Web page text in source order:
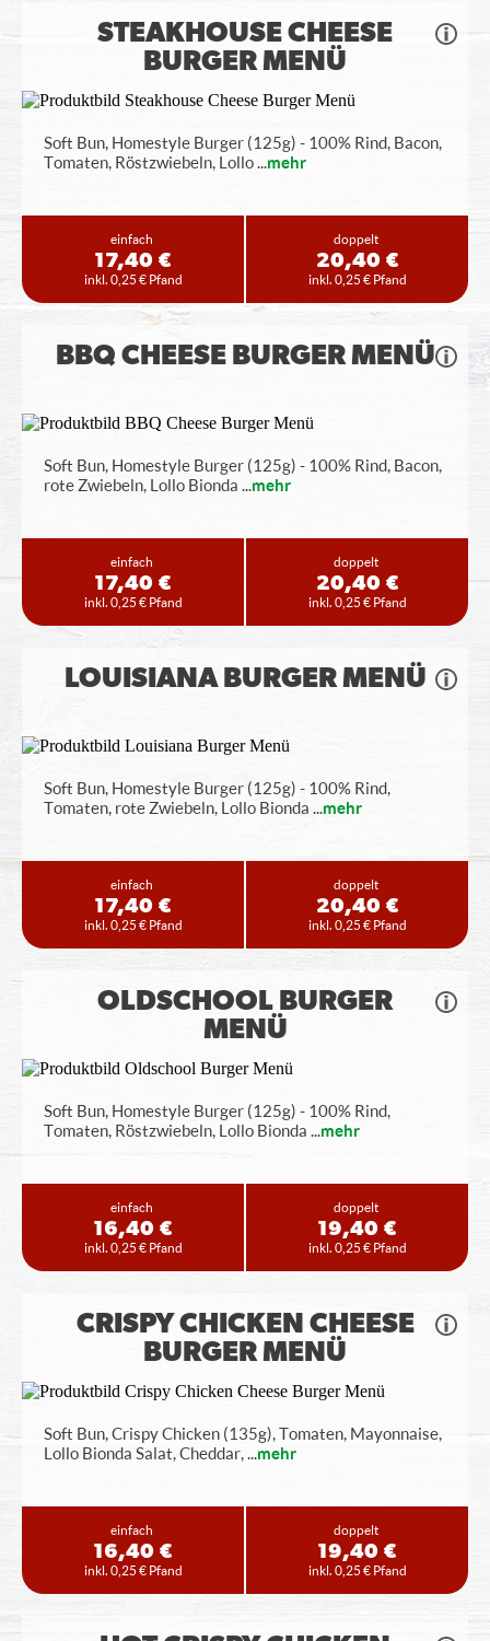
STEAKHOUSE CHEESE
BURGER MENÜ
Soft Bun, Homestyle Burger (125g) - 100% Rind, Bacon,
Tomaten, Röstzwiebeln, Lollo...mehr
einfach
17,40 €
inkl. 0,25 € Pfand
doppelt
20,40 €
inkl. 0,25 € Pfand
BBQ CHEESE BURGER MENÜ
Soft Bun, Homestyle Burger (125g) - 100% Rind, Bacon,
rote Zwiebeln, Lollo Bionda ...mehr
einfach
17,40 €
inkl. 0,25 € Pfand
doppelt
20,40 €
inkl. 0,25 € Pfand
LOUISIANA BURGER MENÜ
Soft Bun, Homestyle Burger (125g) - 100% Rind,
Tomaten, rote Zwiebeln, Lollo Bionda ...mehr
einfach
17,40 €
inkl. 0,25 € Pfand
doppelt
20,40 €
inkl. 0,25 € Pfand
OLDSCHOOL BURGER
MENÜ
Soft Bun, Homestyle Burger (125g) - 100% Rind,
Tomaten, Röstzwiebeln, Lollo Bionda ...mehr
einfach
16,40 €
inkl. 0,25 € Pfand
doppelt
19,40 €
inkl. 0,25 € Pfand
CRISPY CHICKEN CHEESE
BURGER MENÜ
Soft Bun, Crispy Chicken (135g), Tomaten, Mayonnaise,
Lollo Bionda Salat, Cheddar,...mehr
einfach
16,40 €
inkl. 0,25 € Pfand
doppelt
19,40 €
inkl. 0,25 € Pfand